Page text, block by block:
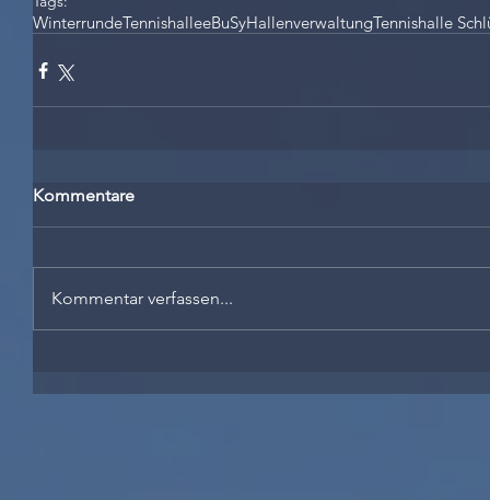
WinterrundeTennishalleeBuSyHallenverwaltungTennishalle
Kommentare
Kommentar verfassen...